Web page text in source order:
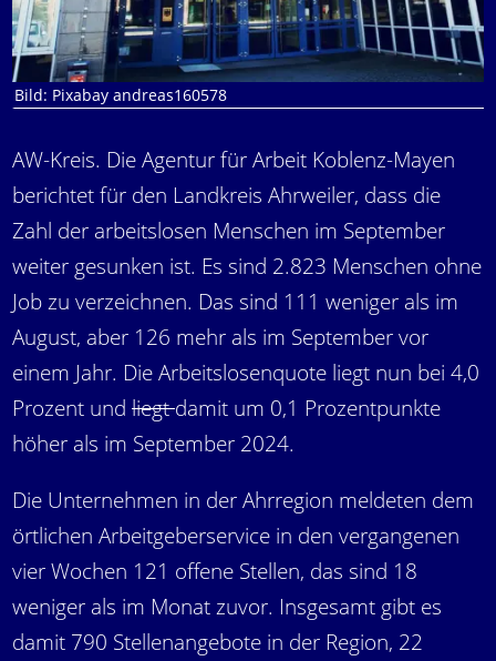
Bild: Pixabay andreas160578
AW-Kreis. Die Agentur für Arbeit Koblenz-Mayen
berichtet für den Landkreis Ahrweiler, dass die
Zahl der arbeitslosen Menschen im September
weiter gesunken ist. Es sind 2.823 Menschen ohne
Job zu verzeichnen. Das sind 111 weniger als im
August, aber 126 mehr als im September vor
einem Jahr. Die Arbeitslosenquote liegt nun bei 4,0
Prozent und liegtdamit um 0,1 Prozentpunkte
höher als im September 2024.
Die Unternehmen in der Ahrregion meldeten dem
örtlichen Arbeitgeberservice in den vergangenen
vier Wochen 121 offene Stellen, das sind 18
weniger als im Monat zuvor. Insgesamt gibt es
damit 790 Stellenangebote in der Region, 22